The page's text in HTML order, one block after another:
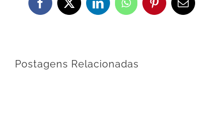
Facebook
X LinkedInWhatsApp
Pinterest
E-
Postagens Relacionadas